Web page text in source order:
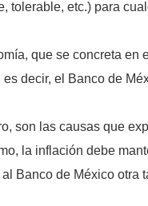
tolerable, etc.) para
que se concreta en
decir, el Banco de
son las causas que
la inflación debe
Banco de México otra